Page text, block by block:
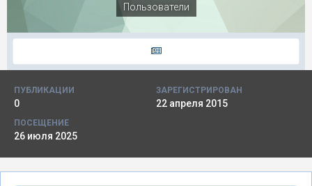
Пользователи
ПУБЛИКАЦИИ
0
ЗАРЕГИСТРИРОВАН
22 апреля 2015
ПОСЕЩЕНИЕ
26 июля 2025